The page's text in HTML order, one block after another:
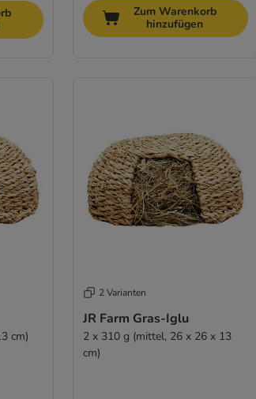
Zum Warenkorb
hinzufügen
cm)
2 Varianten
JR Farm Gras-Iglu
2 x 310 g (mittel, 26 x 26 x 13
cm)